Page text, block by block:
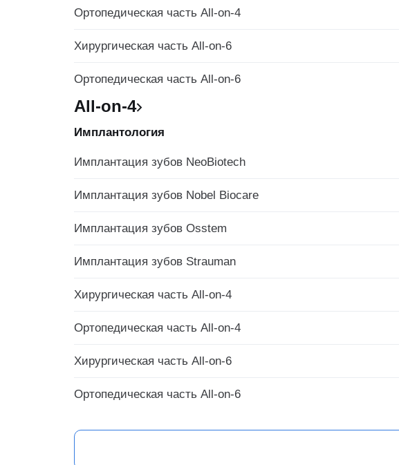
Ортопедическая часть All-on-4
Хирургическая часть All-on-6
Ортопедическая часть All-on-6
All-on-4
Имплантология
Имплантация зубов NeoBiotech
Имплантация зубов Nobel Biocare
Имплантация зубов Osstem
Имплантация зубов Strauman
Хирургическая часть All-on-4
Ортопедическая часть All-on-4
Хирургическая часть All-on-6
Ортопедическая часть All-on-6